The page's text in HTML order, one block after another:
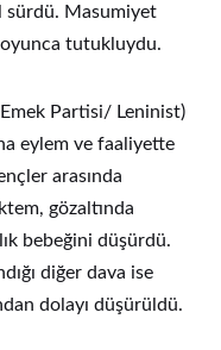
sürdü. Masumiyet
tutukluydu.
Partisi/ Leninist)
eylem ve faaliyette
arasında
gözaltında
bebeğini düşürdü.
diğer dava ise
dolayı düşürüldü.